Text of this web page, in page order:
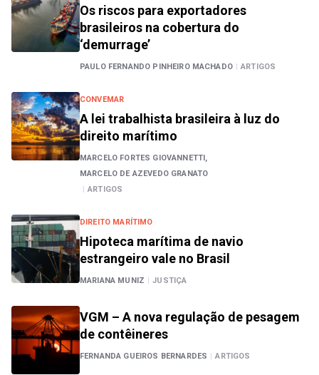
Os riscos para exportadores
brasileiros na cobertura do
‘demurrage’
PAULO FERNANDO PINHEIRO MACHADO | ARTIGOS
CONVEMAR
A lei trabalhista brasileira à luz do
direito marítimo
MARCELO FORTES GIOVANNETTI,
MARCELO DE AZEVEDO GRANATO
| ARTIGOS
DIREITO MARÍTIMO
Hipoteca marítima de navio
estrangeiro vale no Brasil
MARIANA MUNIZ | JUSTIÇA
VGM – A nova regulação de pesagem
de contêineres
FERNANDA GUEIROS BERNARDES | ARTIGOS